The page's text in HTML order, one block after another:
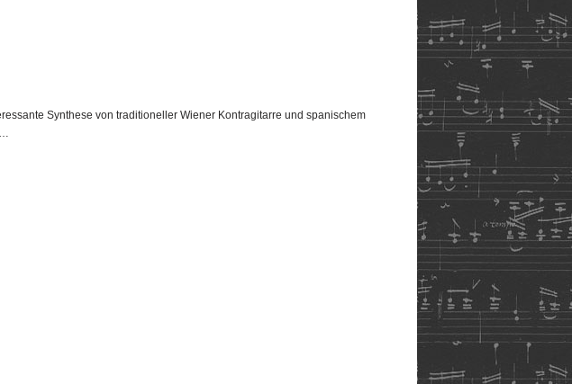
Synthese von traditioneller Wiener Kontragitarre und spanischem